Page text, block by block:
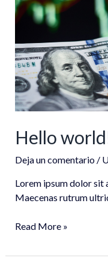
Hello
Deja un comentario /
Lorem ipsum dolor sit
Maecenas rutrum
Read More »